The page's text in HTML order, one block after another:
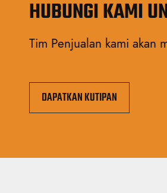
HUBUNGI KAMI
Tim Penjualan kami akan
DAPATKAN KUTIPAN